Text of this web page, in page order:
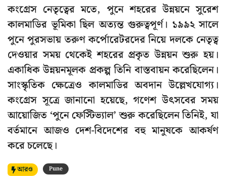
কংগ্রেস নেতৃত্বের মতে, পুনে শহরের উন্নয়নে সুরেশ
কালমাডির ভূমিকা ছিল অত্যন্ত গুরুত্বপূর্ণ। ১৯৯২ সালে
পুনে পুরসভায় তরুণ কর্পোরেটরদের নিয়ে দলকে নেতৃত্ব
দেওয়ার সময় থেকেই শহরের প্রকৃত উন্নয়ন শুরু হয়।
একাধিক উন্নয়নমূলক প্রকল্প তিনি বাস্তবায়ন করেছিলেন।
সাংস্কৃতিক ক্ষেত্রেও কালমাডির অবদান উল্লেখযোগ্য।
কংগ্রেস সূত্রে জানানো হয়েছে, গণেশ উৎসবের সময়
আয়োজিত ‘পুনে ফেস্টিভ্যাল’ শুরু করেছিলেন তিনিই, যা
বর্তমানে আজও দেশ-বিদেশের বহু মানুষকে আকর্ষণ
করে চলেছে।
আরও Pune